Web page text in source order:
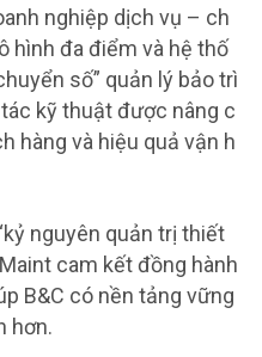
nghiệp dịch vụ – ch
hình đa điểm và hệ thố
số” quản lý bảo trì
kỹ thuật được nâng c
hàng và hiệu quả vận h
nguyên quản trị thiết
cam kết đồng hành
B&C có nền tảng vững
hơn.